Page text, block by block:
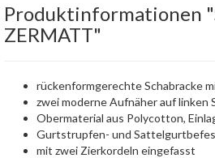
Produktinformationen
ZERMATT"
rückenformgerechte Schabracke
zwei moderne Aufnäher auf linken
Obermaterial aus Polycotton,
Gurtstrupfen- und
mit zwei Zierkordeln eingefasst